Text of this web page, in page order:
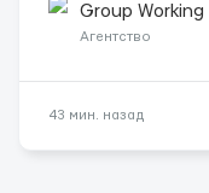
инструкций по
типами кранов (моб...
Group Working
Агентство
43 мин. назад